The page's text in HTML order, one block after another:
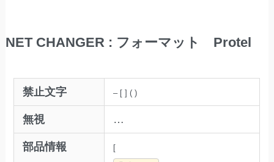
NET CHANGER : フォーマット Protel
禁止文字 – [ ] ( )
無視 …
部品情報 [